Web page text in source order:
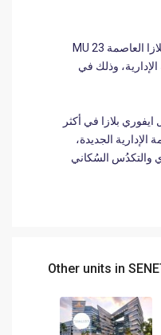
MU 23 العاصمة
وذلك في
بلازا في أكثر
الجديدة،
Other units in